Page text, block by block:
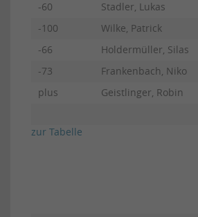
-60
Stadler, Lukas
-100
Wilke, Patrick
-66
Holdermüller, Silas
-73
Frankenbach, Niko
plus
Geistlinger, Robin
zur Tabelle